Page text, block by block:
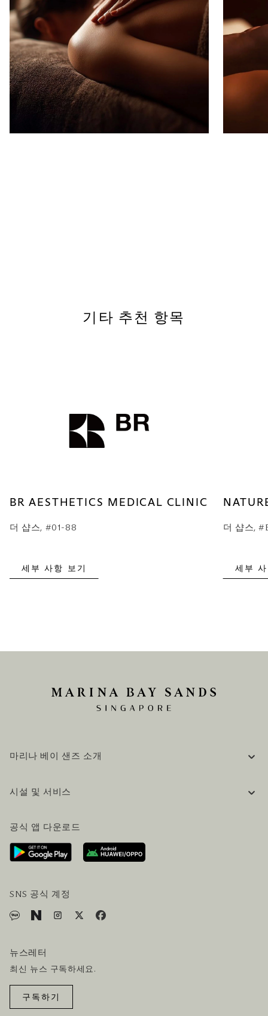
기타 추천 항목
BR AESTHETICS MEDICAL CLINIC
더 샵스, #01-88
세부 사항 보기
더 샵스,
세부
마리나 베이 샌즈 소개
채용 / 커리어
문의하기
시설 및 서비스
방문 계획
오시는길
방문객 서비스
공식 앱 다운로드
SNS 공식 계정
뉴스레터
최신 뉴스 구독하세요.
구독하기